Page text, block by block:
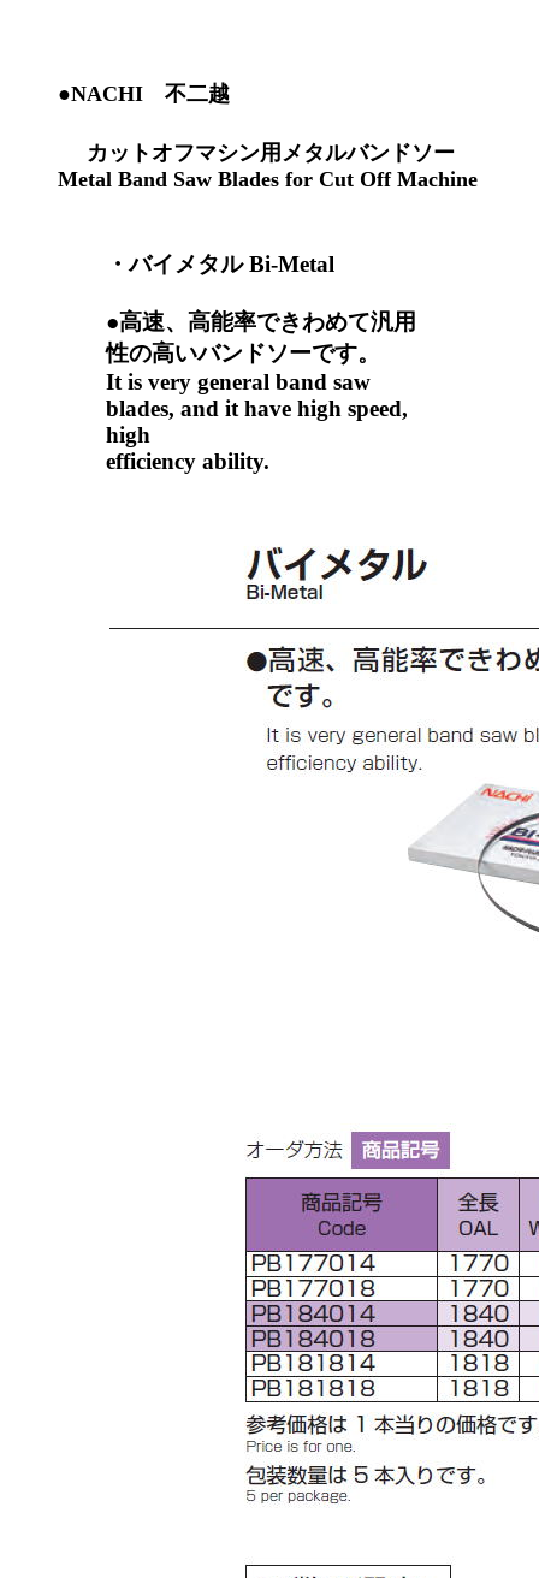
●NACHI 不二越
カットオフマシン用メタルバンドソー
Metal Band Saw Blades for Cut Off Machine
・バイメタル Bi-Metal
●高速、高能率できわめて汎用
性の高いバンドソーです。
It is very general band saw
blades, and it have high speed,
high
efficiency ability.